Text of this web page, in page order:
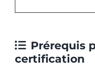
Prérequis
certification